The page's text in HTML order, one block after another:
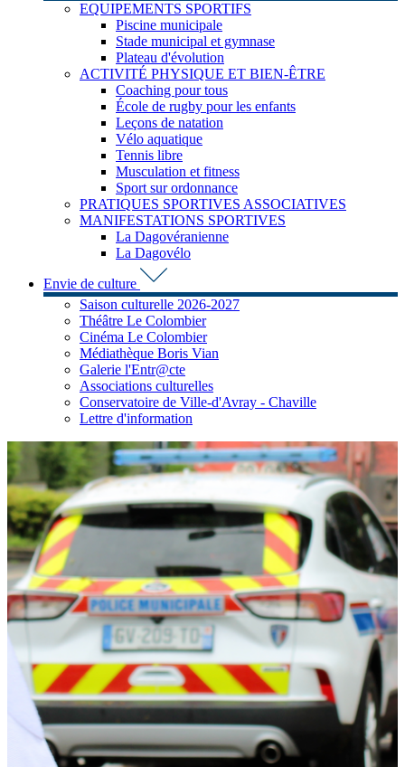
EQUIPEMENTS SPORTIFS
Piscine municipale
Stade municipal et gymnase
Plateau d'évolution
ACTIVITÉ PHYSIQUE ET BIEN-ÊTRE
Coaching pour tous
École de rugby pour les enfants
Leçons de natation
Vélo aquatique
Tennis libre
Musculation et fitness
Sport sur ordonnance
PRATIQUES SPORTIVES ASSOCIATIVES
MANIFESTATIONS SPORTIVES
La Dagovéranienne
La Dagovélo
Envie de culture
Saison culturelle 2026-2027
Théâtre Le Colombier
Cinéma Le Colombier
Médiathèque Boris Vian
Galerie l'Entr@cte
Associations culturelles
Conservatoire de Ville-d'Avray - Chaville
Lettre d'information